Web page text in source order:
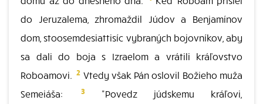
do Jeruzalema, zhromaždil Júdov a Benjamínov
dom, stoosemdesiattisíc vybraných bojovníkov, aby
sa dali do boja s Izraelom a vrátili kráľovstvo
Roboamovi. 2 Vtedy však Pán oslovil Božieho muža
Semeiáša:
3 "Povedz júdskemu kráľovi,